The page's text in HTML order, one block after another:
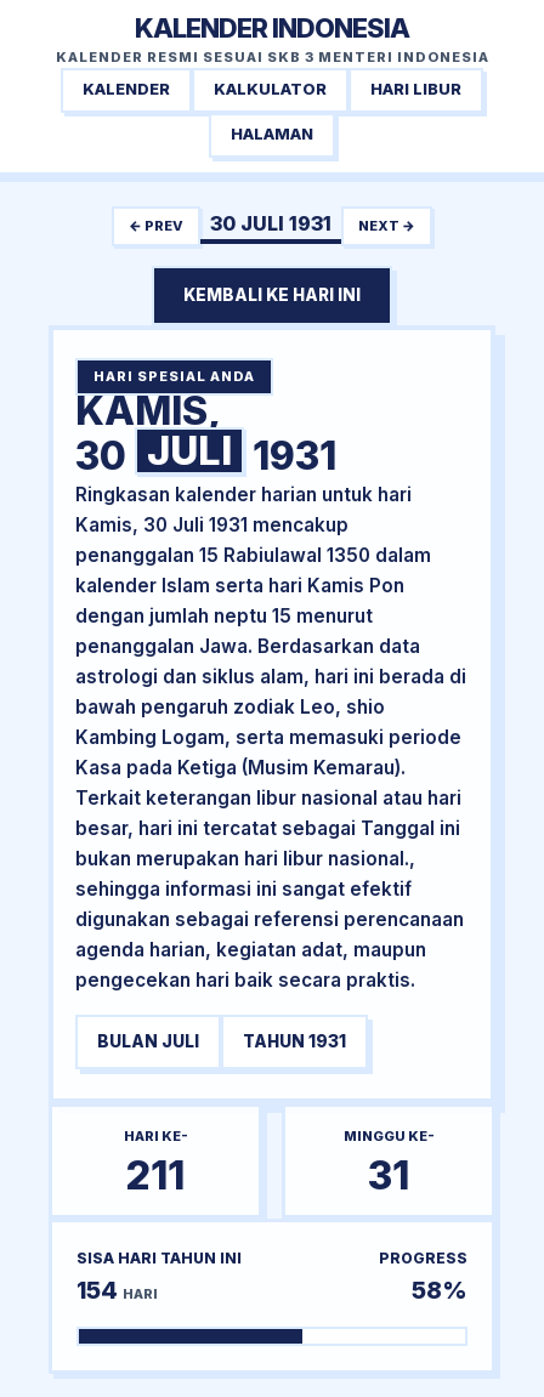
KALENDER INDONESIA
KALENDER RESMI SESUAI SKB 3 MENTERI INDONESIA
KALENDER KALKULATOR HARI LIBUR
HALAMAN
← PREV 30 JULI 1931 NEXT →
KEMBALI KE HARI INI
HARI SPESIAL ANDA
KAMIS,
30 JULI 1931
Ringkasan kalender harian untuk hari
Kamis, 30 Juli 1931 mencakup
penanggalan 15 Rabiulawal 1350 dalam
kalender Islam serta hari Kamis Pon
dengan jumlah neptu 15 menurut
penanggalan Jawa. Berdasarkan data
astrologi dan siklus alam, hari ini berada di
bawah pengaruh zodiak Leo, shio
Kambing Logam, serta memasuki periode
Kasa pada Ketiga (Musim Kemarau).
Terkait keterangan libur nasional atau hari
besar, hari ini tercatat sebagai Tanggal ini
bukan merupakan hari libur nasional.,
sehingga informasi ini sangat efektif
digunakan sebagai referensi perencanaan
agenda harian, kegiatan adat, maupun
pengecekan hari baik secara praktis.
BULAN JULI TAHUN 1931
HARI KE-
211
MINGGU KE-
31
SISA HARI TAHUN INI
154 HARI
PROGRESS
58%